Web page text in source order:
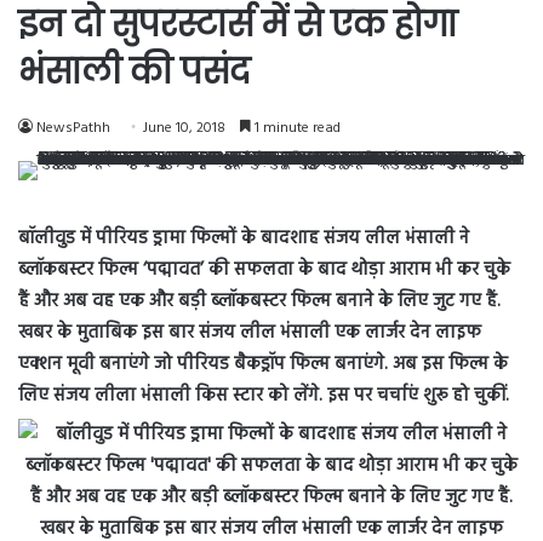
इन दो सुपरस्टार्स में से एक होगा
भंसाली की पसंद
NewsPathh June 10, 2018 1 minute read
बॉलीवुड में पीरियड ड्रामा फिल्मों के बादशाह संजय लील भंसाली ने
ब्लॉकबस्टर फिल्म ‘पद्मावत’ की सफलता के बाद थोड़ा आराम भी कर चुके
हैं और अब वह एक और बड़ी ब्लॉकबस्टर फिल्म बनाने के लिए जुट गए हैं.
खबर के मुताबिक इस बार संजय लील भंसाली एक लार्जर देन लाइफ
एक्शन मूवी बनाएंगे जो पीरियड बैकड्रॉप फिल्म बनाएंगे. अब इस फिल्म के
लिए संजय लीला भंसाली किस स्टार को लेंगे. इस पर चर्चाएं शुरू हो चुकीं.